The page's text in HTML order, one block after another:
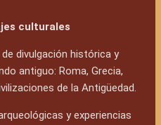
culturales
divulgación histórica y
antiguo: Roma, Grecia,
de la Antigüedad.
y experiencias